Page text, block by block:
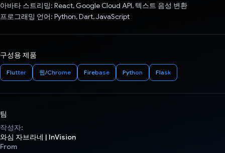
아바타 스트리밍: React, Google Cloud API, 텍스트 음성 변환
프로그래밍 언어: Python, Dart, JavaScript
구성용 제품
Flutter 웹/Chrome Firebase Python Flask
팀
작성자:
와심 자브라네 | InVision
From